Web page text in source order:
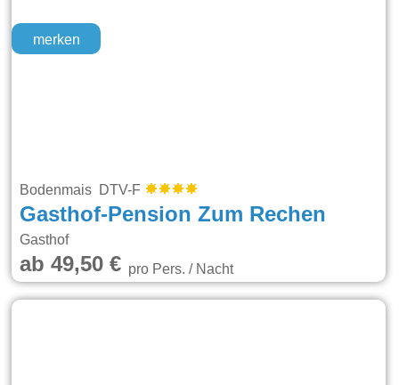
merken
Bodenmais DTV-F
Gasthof-Pension Zum Rechen
Gasthof
ab 49,50 €pro Pers. / Nacht